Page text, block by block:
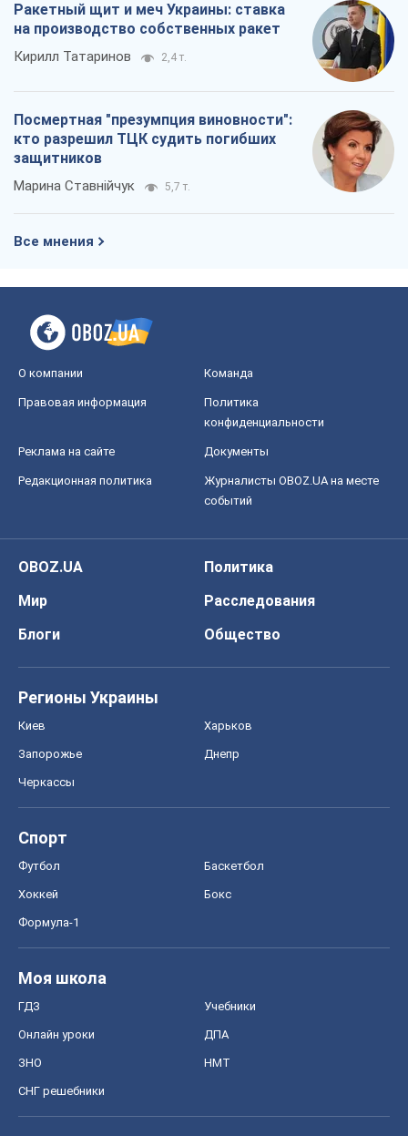
Ракетный щит и меч Украины: ставка
на производство собственных ракет
Кирилл Татаринов 2,4 т.
Посмертная "презумпция виновности":
кто разрешил ТЦК судить погибших
защитников
Марина Ставнійчук 5,7 т.
Все мнения
О компании Команда
Правовая информация
Политика
конфиденциальности
Реклама на сайте Документы
Редакционная политика
Журналисты OBOZ.UA на месте
событий
OBOZ.UA
Политика
Мир
Расследования
Блоги
Общество
Регионы Украины
Киев Харьков
Запорожье Днепр
Черкассы
Спорт
Футбол Баскетбол
Хоккей Бокс
Формула-1
Моя школа
ГДЗ Учебники
Онлайн уроки ДПА
ЗНО НМТ
СНГ решебники